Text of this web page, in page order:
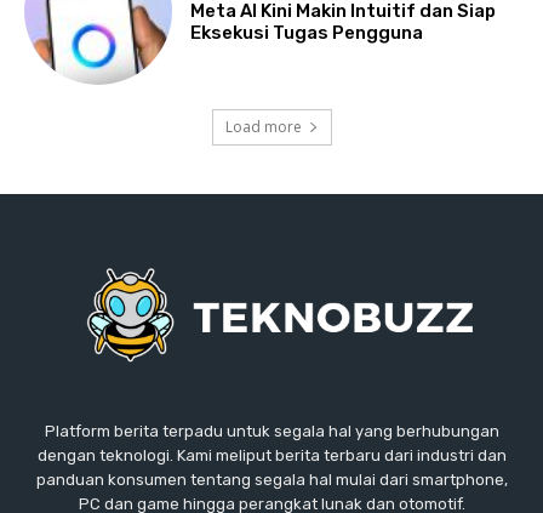
Meta AI Kini Makin Intuitif dan Siap
Eksekusi Tugas Pengguna
Load more
Platform berita terpadu untuk segala hal yang berhubungan
dengan teknologi. Kami meliput berita terbaru dari industri dan
panduan konsumen tentang segala hal mulai dari smartphone,
PC dan game hingga perangkat lunak dan otomotif.